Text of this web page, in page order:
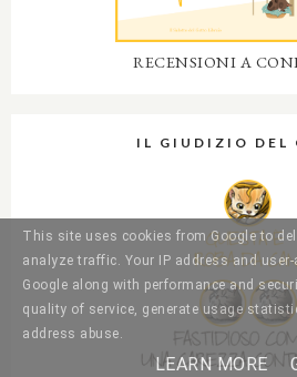
RECENSIONI A
IL GIUDIZIO DEL
This site uses cookies from Google to
analyze traffic. Your IP address and
Google along with performance and
quality of service, generate usage
address abuse.
LEARN MORE